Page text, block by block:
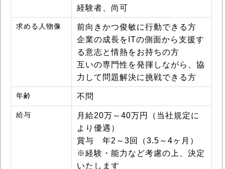
経験者、尚可
求める人物像
前向きかつ俊敏に行動できる方
企業の成長をITの側面から支援す
る意志と情熱をお持ちの方
互いの専門性を発揮しながら、協
力して問題解決に挑戦できる方
年齢 不問
給与
月給20万～40万円（当社規定に
より優遇）
賞与 年2～3回（3.5～4ヶ月）
※経験・能力など考慮の上、決定
いたします